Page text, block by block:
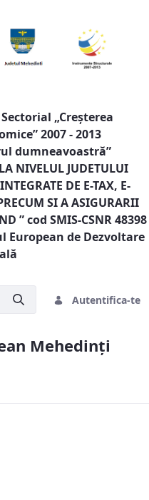
„Creşterea
2007 - 2013
dumneavoastră”
NIVELUL JUDETULUI
DE E-TAX, E-
SI A ASIGURARII
” cod SMIS-CSNR 48398
de Dezvoltare
Autentifica-te
Mehedinți